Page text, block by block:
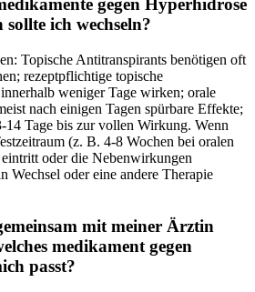
gegen⁢ Hyperhidrose
ich​ wechseln?
Topische‌ Antitranspirants benötigen oft
rezeptpflichtige topische
⁣weniger Tage wirken; orale
nach einigen Tagen​ spürbare Effekte;
⁤Tage⁢ bis zur vollen Wirkung. Wenn
(z. B. 4-8‍ Wochen bei oralen
⁢oder ‍die Nebenwirkungen
Wechsel oder eine andere Therapie
mit meiner Ärztin
medikament gegen
passt?